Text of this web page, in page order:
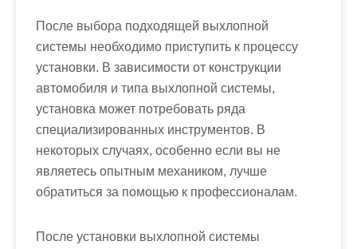
После выбора подходящей выхлопной
системы необходимо приступить к процессу
установки. В зависимости от конструкции
автомобиля и типа выхлопной системы,
установка может потребовать ряда
специализированных инструментов. В
некоторых случаях, особенно если вы не
являетесь опытным механиком, лучше
обратиться за помощью к профессионалам.
После установки выхлопной системы